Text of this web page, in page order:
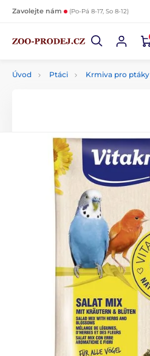
Zavolejte nám (Po-Pá 8-17, So 8-12)
Úvod Ptáci Krmiva pro ptáky